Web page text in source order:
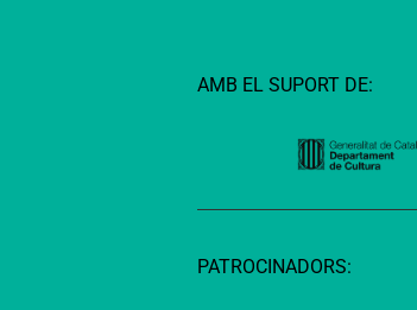
AMB EL SUPORT DE:
PATROCINADORS: